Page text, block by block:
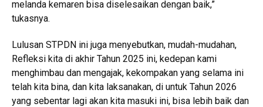
melanda kemaren bisa diselesaikan dengan baik,”
tukasnya.
Lulusan STPDN ini juga menyebutkan, mudah-mudahan,
Refleksi kita di akhir Tahun 2025 ini, kedepan kami
menghimbau dan mengajak, kekompakan yang selama ini
telah kita bina, dan kita laksanakan, di untuk Tahun 2026
yang sebentar lagi akan kita masuki ini, bisa lebih baik dan